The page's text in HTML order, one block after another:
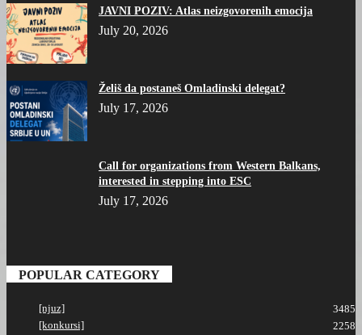
JAVNI POZIV: Atlas neizgovorenih emocija
July 20, 2026
Želiš da postaneš Omladinski delegat?
July 17, 2026
Call for organizations from Western Balkans,
interested in stepping into ESC
July 17, 2026
POPULAR CATEGORY
[njuz]
3485
[konkursi]
2258